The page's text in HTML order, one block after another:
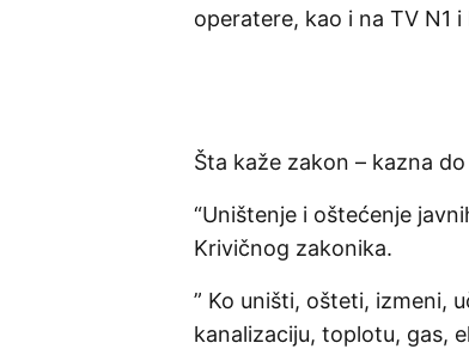
operatere, kao i na TV N1 i
Šta kaže zakon – kazna
“Uništenje i oštećenje
Krivičnog zakonika.
” Ko uništi, ošteti, izmeni,
kanalizaciju, toplotu, gas,